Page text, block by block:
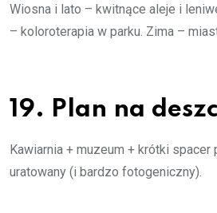
Wiosna i lato – kwitnące aleje i
– koloroterapia w parku. Zima –
19. Plan na
Kawiarnia + muzeum + krótki
uratowany (i bardzo fotogeniczny).